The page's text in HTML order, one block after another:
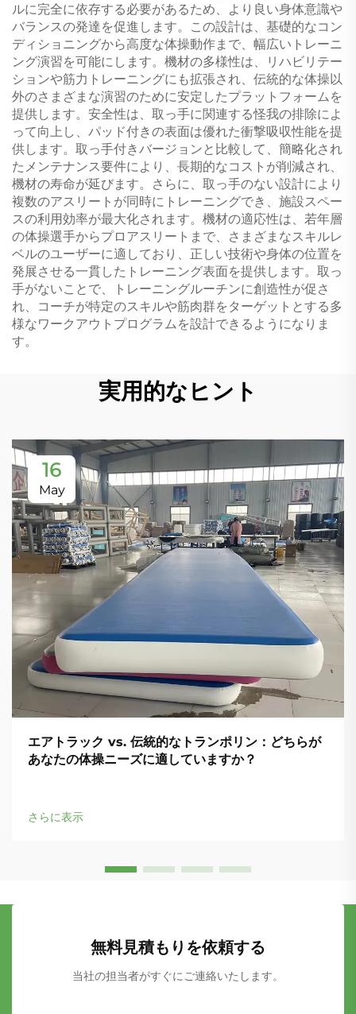
ルに完全に依存する必要があるため、より良い身体意識や
バランスの発達を促進します。この設計は、基礎的なコン
ディショニングから高度な体操動作まで、幅広いトレーニ
ング演習を可能にします。機材の多様性は、リハビリテー
ションや筋力トレーニングにも拡張され、伝統的な体操以
外のさまざまな演習のために安定したプラットフォームを
提供します。安全性は、取っ手に関連する怪我の排除によ
って向上し、パッド付きの表面は優れた衝撃吸収性能を提
供します。取っ手付きバージョンと比較して、簡略化され
たメンテナンス要件により、長期的なコストが削減され、
機材の寿命が延びます。さらに、取っ手のない設計により
複数のアスリートが同時にトレーニングでき、施設スペー
スの利用効率が最大化されます。機材の適応性は、若年層
の体操選手からプロアスリートまで、さまざまなスキルレ
ベルのユーザーに適しており、正しい技術や身体の位置を
発展させる一貫したトレーニング表面を提供します。取っ
手がないことで、トレーニングルーチンに創造性が促さ
れ、コーチが特定のスキルや筋肉群をターゲットとする多
様なワークアウトプログラムを設計できるようになりま
す。
実用的なヒント
16
May
エアトラック vs. 伝統的なトランポリン：どちらが
あなたの体操ニーズに適していますか？
さらに表示
無料見積もりを依頼する
当社の担当者がすぐにご連絡いたします。